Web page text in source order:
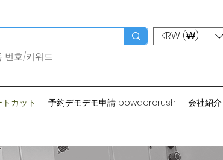
KRW (₩)
번호/키워드
カット 予約デモデモ申請 powdercrush 会社紹介